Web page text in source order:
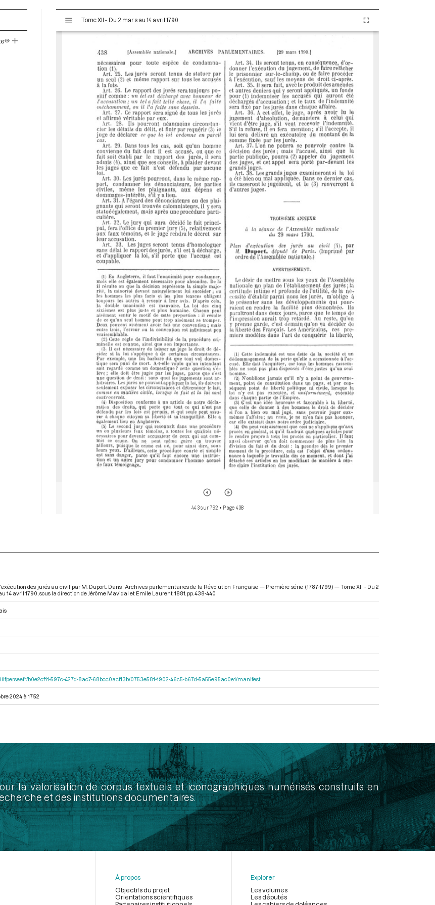
s
Tome XII - Du 2 mars au 14 avril 1790
443 sur 792 • Page 438
des jurés au civil par M. Duport. Dans : Archives parlementaires de la Révolution Française — Première série (1787-1799) — Tome XII - Du 2
14 avril 1790 , sous la direction de Jérôme Mavidal et Emile Laurent. 1881. pp. 438-440.
b0e2cf11-597c-427d-8ac7-68bcc0acf13b/0753e581-1902-46c5-b67d-5a55e95ac0e1/manifest
2024 à 17:52
la valorisation de corpus textuels et iconographiques numérisés construits en
et des institutions documentaires.
À propos
Objectifs du projet
Orientations scientifiques
Explorer
Les volumes
Les députés